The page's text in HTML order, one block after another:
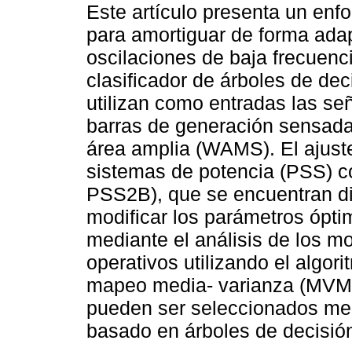
Este artículo presenta un
para amortiguar de forma
oscilaciones de baja
clasificador de árboles de
utilizan como entradas las
barras de generación
área amplia (WAMS). El
sistemas de potencia (PSS)
PSS2B), que se encuentran
modificar los parámetros
mediante el análisis de los
operativos utilizando el
mapeo media- varianza
pueden ser seleccionados
basado en árboles de